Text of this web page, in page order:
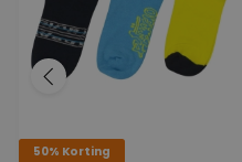
50% Korting